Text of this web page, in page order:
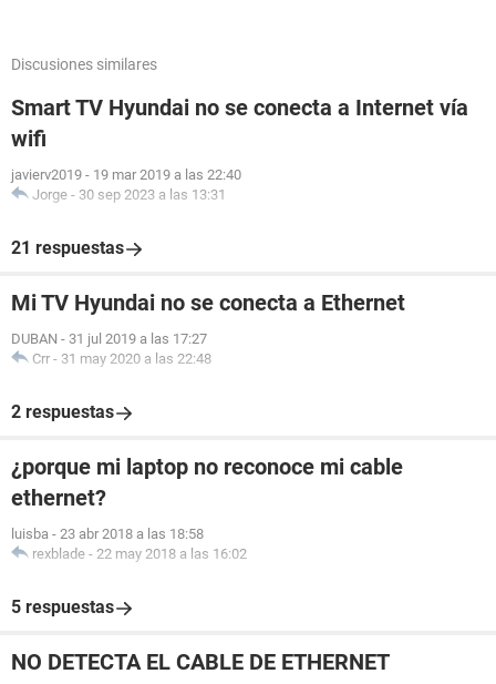
Discusiones similares
Smart TV Hyundai no se conecta a Internet vía
wifi
javierv2019 - 19 mar 2019 a las 22:40
Jorge - 30 sep 2023 a las 13:31
21 respuestas
Mi TV Hyundai no se conecta a Ethernet
DUBAN - 31 jul 2019 a las 17:27
Crr - 31 may 2020 a las 22:48
2 respuestas
¿porque mi laptop no reconoce mi cable
ethernet?
luisba - 23 abr 2018 a las 18:58
rexblade - 22 may 2018 a las 16:02
5 respuestas
NO DETECTA EL CABLE DE ETHERNET